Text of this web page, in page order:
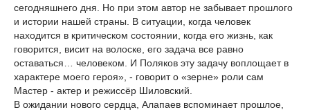
сегодняшнего дня. Но при этом автор не забывает прошлого
и истории нашей страны. В ситуации, когда человек
находится в критическом состоянии, когда его жизнь, как
говорится, висит на волоске, его задача все равно
оставаться… человеком. И Поляков эту задачу воплощает в
характере моего героя», - говорит о «зерне» роли сам
Мастер - актер и режиссёр Шиловский.
В ожидании нового сердца, Алапаев вспоминает прошлое,